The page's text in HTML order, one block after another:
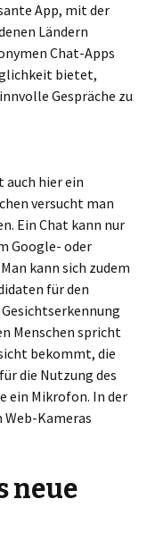
App, mit der
Ländern
Chat-Apps
bietet,
Gespräche zu
hier ein
versucht man
Ein Chat kann nur
Google- oder
kann sich zudem
für den
Menschen spricht
bekommt, die
die Nutzung des
ein Mikrofon. In der
Kameras
neue